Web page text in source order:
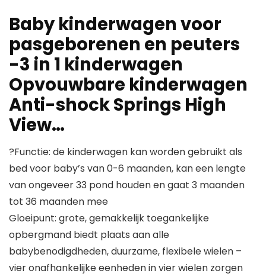
Baby kinderwagen voor
pasgeborenen en peuters
-3 in 1 kinderwagen
Opvouwbare kinderwagen
Anti-shock Springs High
View…
?Functie: de kinderwagen kan worden gebruikt als
bed voor baby’s van 0-6 maanden, kan een lengte
van ongeveer 33 pond houden en gaat 3 maanden
tot 36 maanden mee
Gloeipunt: grote, gemakkelijk toegankelijke
opbergmand biedt plaats aan alle
babybenodigdheden, duurzame, flexibele wielen –
vier onafhankelijke eenheden in vier wielen zorgen